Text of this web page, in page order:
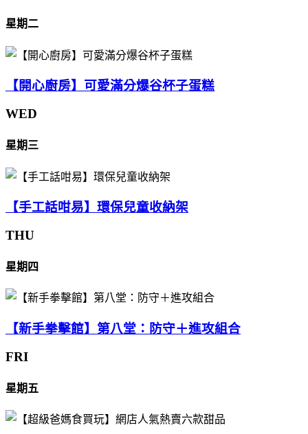
星期二
【開心廚房】可愛滿分爆谷杯子蛋糕
WED
星期三
【手工話咁易】環保兒童收納架
THU
星期四
【新手拳擊館】第八堂：防守＋進攻組合
FRI
星期五